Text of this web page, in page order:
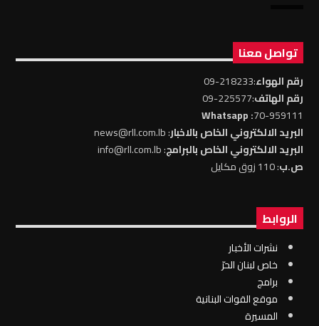
تواصل معنا
رقم الهواء:218233-09
رقم الهاتف:225577-09
70-959111
: Whatsapp
البريد الالكتروني الخاص بالاخبار: news@rll.com.lb
البريد الالكتروني الخاص بالبرامج: info@rll.com.lb
ص.ب: 110 زوق مكايل
الروابط
نشرات الأخبار
خاص لبنان الحرّ
برامج
موقع القوات البنانية
المسيرة